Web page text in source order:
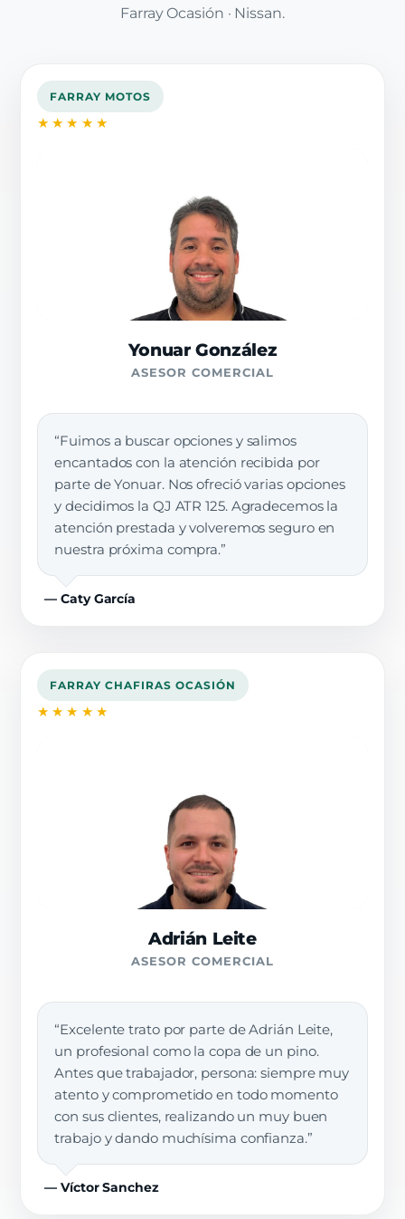
Farray Ocasión · Nissan.
FARRAY MOTOS
★★★★★
Yonuar González
ASESOR COMERCIAL
“Fuimos a buscar opciones y salimos
encantados con la atención recibida por
parte de Yonuar. Nos ofreció varias opciones
y decidimos la QJ ATR 125. Agradecemos la
atención prestada y volveremos seguro en
nuestra próxima compra.”
— Caty García
FARRAY CHAFIRAS OCASIÓN
★★★★★
Adrián Leite
ASESOR COMERCIAL
“Excelente trato por parte de Adrián Leite,
un profesional como la copa de un pino.
Antes que trabajador, persona: siempre muy
atento y comprometido en todo momento
con sus clientes, realizando un muy buen
trabajo y dando muchísima confianza.”
— Víctor Sanchez